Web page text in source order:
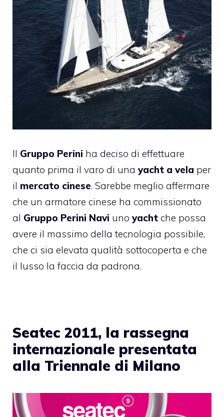
Il Gruppo Perini ha deciso di effettuare
quanto prima il varo di una yacht a vela per
il mercato cinese. Sarebbe meglio affermare
che un armatore cinese ha commissionato
al Gruppo Perini Navi uno yacht che possa
avere il massimo della tecnologia possibile,
che ci sia elevata qualità sottocoperta e che
il lusso la faccia da padrona.
Seatec 2011, la rassegna
internazionale presentata
alla Triennale di Milano